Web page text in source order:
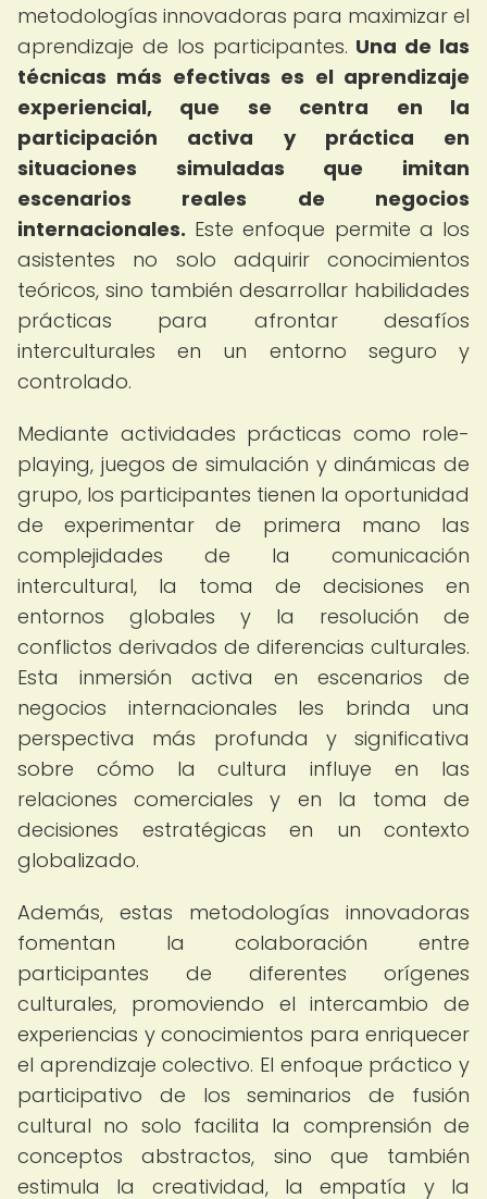
metodologías innovadoras para maximizar el
aprendizaje de los participantes. Una de las
técnicas más efectivas es el aprendizaje
experiencial, que se centra en la
participación activa y práctica en
situaciones simuladas que imitan
escenarios reales de negocios
internacionales. Este enfoque permite a los
asistentes no solo adquirir conocimientos
teóricos, sino también desarrollar habilidades
prácticas para afrontar desafíos
interculturales en un entorno seguro y
controlado.
Mediante actividades prácticas como role-
playing, juegos de simulación y dinámicas de
grupo, los participantes tienen la oportunidad
de experimentar de primera mano las
complejidades de la comunicación
intercultural, la toma de decisiones en
entornos globales y la resolución de
conflictos derivados de diferencias culturales.
Esta inmersión activa en escenarios de
negocios internacionales les brinda una
perspectiva más profunda y significativa
sobre cómo la cultura influye en las
relaciones comerciales y en la toma de
decisiones estratégicas en un contexto
globalizado.
Además, estas metodologías innovadoras
fomentan la colaboración entre
participantes de diferentes orígenes
culturales, promoviendo el intercambio de
experiencias y conocimientos para enriquecer
el aprendizaje colectivo. El enfoque práctico y
participativo de los seminarios de fusión
cultural no solo facilita la comprensión de
conceptos abstractos, sino que también
estimula la creatividad, la empatía y la